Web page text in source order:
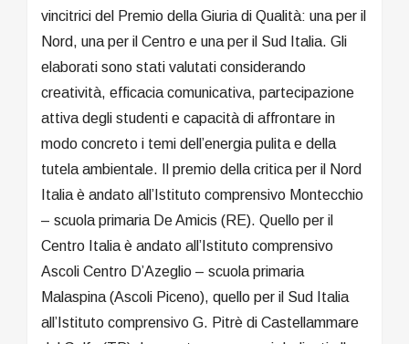
vincitrici del Premio della Giuria di Qualità: una per il
Nord, una per il Centro e una per il Sud Italia. Gli
elaborati sono stati valutati considerando
creatività, efficacia comunicativa, partecipazione
attiva degli studenti e capacità di affrontare in
modo concreto i temi dell’energia pulita e della
tutela ambientale. Il premio della critica per il Nord
Italia è andato all’Istituto comprensivo Montecchio
– scuola primaria De Amicis (RE). Quello per il
Centro Italia è andato all’Istituto comprensivo
Ascoli Centro D’Azeglio – scuola primaria
Malaspina (Ascoli Piceno), quello per il Sud Italia
all’Istituto comprensivo G. Pitrè di Castellammare